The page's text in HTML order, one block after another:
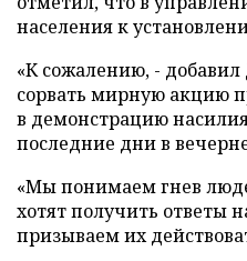
населения к
«К сожалению, -
сорвать мирную акцию
в демонстрацию
последние дни в
«Мы понимаем гнев
хотят получить ответы
призываем их